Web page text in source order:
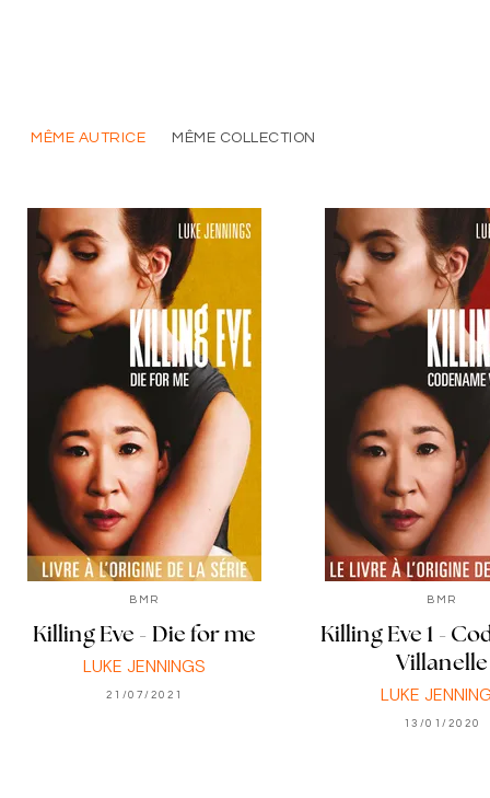
MÊME AUTRICE MÊME COLLECTION
BMR
Killing Eve - Die for me
LUKE JENNINGS
21/07/2021
BMR
Killing Eve 1 -
Villanelle
LUKE
13/01/2020